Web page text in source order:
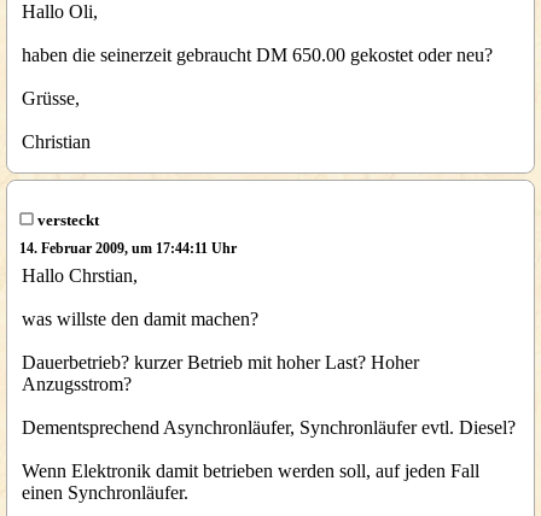
Hallo Oli,
haben die seinerzeit gebraucht DM 650.00 gekostet oder neu?
Grüsse,
Christian
versteckt
14. Februar 2009, um 17:44:11 Uhr
Hallo Chrstian,
was willste den damit machen?
Dauerbetrieb? kurzer Betrieb mit hoher Last? Hoher
Anzugsstrom?
Dementsprechend Asynchronläufer, Synchronläufer evtl. Diesel?
Wenn Elektronik damit betrieben werden soll, auf jeden Fall
einen Synchronläufer.